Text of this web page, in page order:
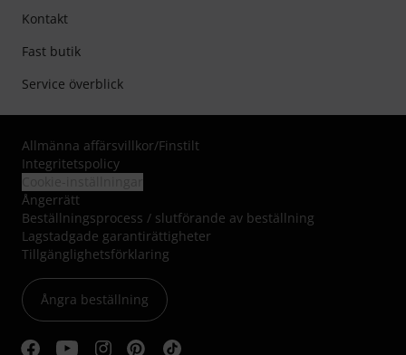
Kontakt
Fast butik
Service överblick
Allmänna affärsvillkor/Finstilt
Integritetspolicy
Ångerrätt
Beställningsprocess / slutförande av beställning
Lagstadgade garantirättigheter
Tillgänglighetsförklaring
Ångra beställning